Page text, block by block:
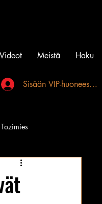
Videot Meistä Haku
Sisään VIP-huoneeseen
Tozimies
Beibit